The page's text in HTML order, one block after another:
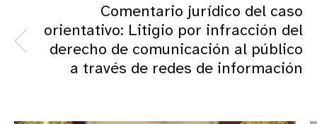
Comentario jurídico del caso
orientativo: Litigio por infracción del
derecho de comunicación al público
a través de redes de información